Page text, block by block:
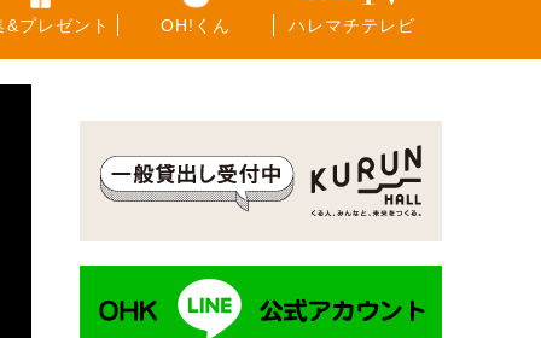
&プレゼント OH!くん ハレマチテレビ